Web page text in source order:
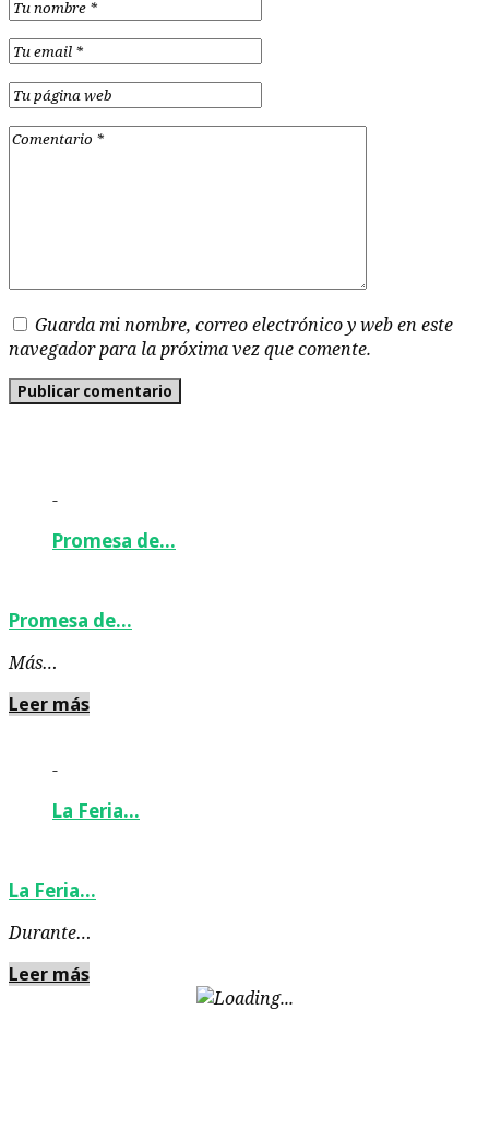
Guarda mi nombre, correo electrónico y web en este
navegador para la próxima vez que comente.
-
Promesa de…
Promesa de…
Más…
Leer más
-
La Feria…
La Feria…
Durante…
Leer más